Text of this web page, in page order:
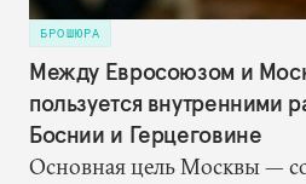
БРОШЮРА
Между Евросоюзом и
пользуется внутренними
Боснии и Герцеговине
Основная цель Москвы —